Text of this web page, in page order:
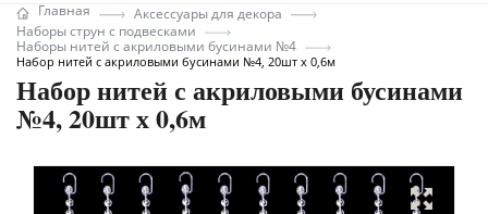
Главная
Аксессуары для декора
Наборы струн с подвесками
Наборы нитей с акриловыми бусинами №4
Набор нитей с акриловыми бусинами №4, 20шт х 0,6м
Набор нитей с акриловыми бусинами
№4, 20шт х 0,6м